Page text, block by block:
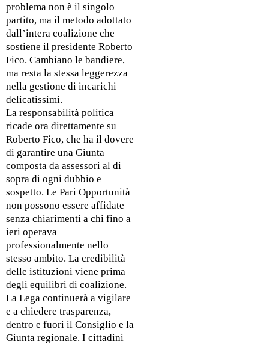
problema non è il singolo
partito, ma il metodo adottato
dall’intera coalizione che
sostiene il presidente Roberto
Fico. Cambiano le bandiere,
ma resta la stessa leggerezza
nella gestione di incarichi
delicatissimi.
La responsabilità politica
ricade ora direttamente su
Roberto Fico, che ha il dovere
di garantire una Giunta
composta da assessori al di
sopra di ogni dubbio e
sospetto. Le Pari Opportunità
non possono essere affidate
senza chiarimenti a chi fino a
ieri operava
professionalmente nello
stesso ambito. La credibilità
delle istituzioni viene prima
degli equilibri di coalizione.
La Lega continuerà a vigilare
e a chiedere trasparenza,
dentro e fuori il Consiglio e la
Giunta regionale. I cittadini